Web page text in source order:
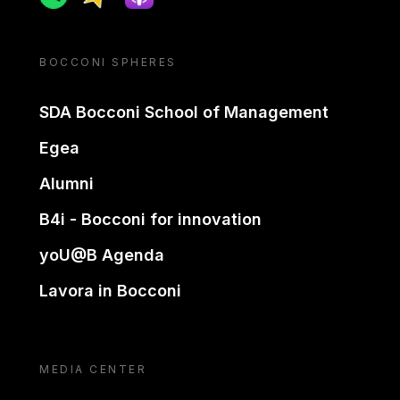
BOCCONI SPHERES
SDA Bocconi School of Management
Egea
Alumni
B4i - Bocconi for innovation
yoU@B Agenda
Lavora in Bocconi
MEDIA CENTER